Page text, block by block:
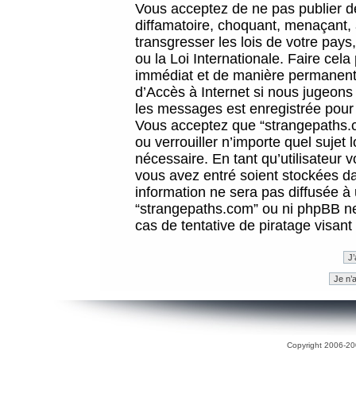
Vous acceptez de ne pas publier
diffamatoire, choquant,
transgresser les lois de votre
ou la Loi Internationale. Faire
immédiat et de manière
d’Accès à Internet si nous
les messages est enregistrée
Vous acceptez que
ou verrouiller n’importe quel sujet
nécessaire. En tant qu’utilisateur
vous avez entré soient stockées
information ne sera pas diffusée
“strangepaths.com” ou ni phpBB
cas de tentative de piratage
Copyright 2006-